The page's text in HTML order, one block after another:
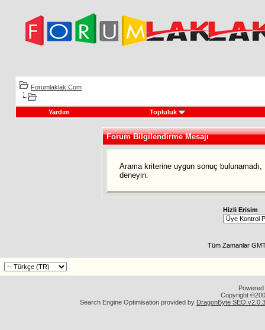
Forumlaklak.Com
Yardım Topluluk
Forum Bilgilendirme Mesajı
Arama kriterine uygun sonuç
deneyin.
Hizli Erisim
Tüm Zamanlar
Copyright
Search Engine Optimisation provided by DragonByte SEO